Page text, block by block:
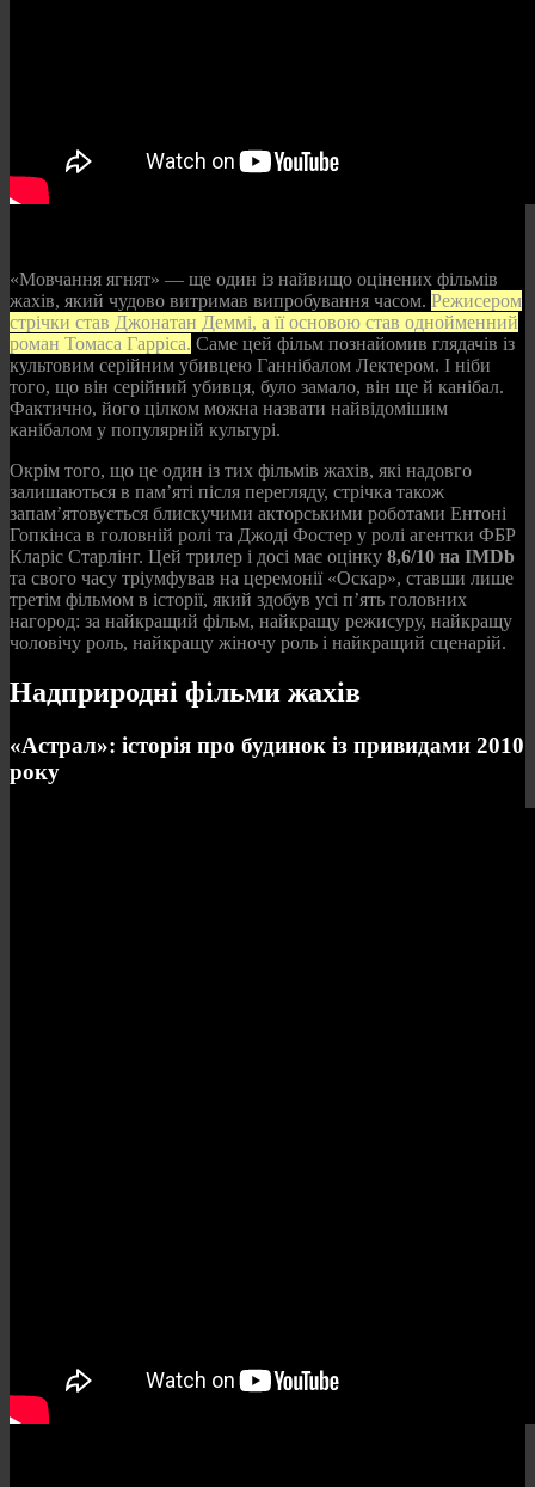
«Мовчання ягнят» — ще один із найвищо оцінених фільмів
жахів, який чудово витримав випробування часом. Режисером
стрічки став Джонатан Деммі, а її основою став однойменний
роман Томаса Гарріса. Саме цей фільм познайомив глядачів із
культовим серійним убивцею Ганнібалом Лектером. І ніби
того, що він серійний убивця, було замало, він ще й канібал.
Фактично, його цілком можна назвати найвідомішим
канібалом у популярній культурі.
Окрім того, що це один із тих фільмів жахів, які надовго
залишаються в пам’яті після перегляду, стрічка також
запам’ятовується блискучими акторськими роботами Ентоні
Гопкінса в головній ролі та Джоді Фостер у ролі агентки ФБР
Кларіс Старлінг. Цей трилер і досі має оцінку 8,6/10 на IMDb
та свого часу тріумфував на церемонії «Оскар», ставши лише
третім фільмом в історії, який здобув усі п’ять головних
нагород: за найкращий фільм, найкращу режисуру, найкращу
чоловічу роль, найкращу жіночу роль і найкращий сценарій.
Надприродні фільми жахів
«Астрал»: історія про будинок із привидами 2010
року